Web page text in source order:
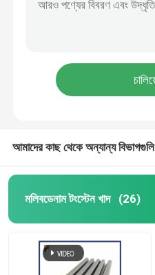
আমাদের কাছ থেকে অন্যান্য বিভাগগুলি
মলিবডেনাম টংস্টেন খাদ (26)